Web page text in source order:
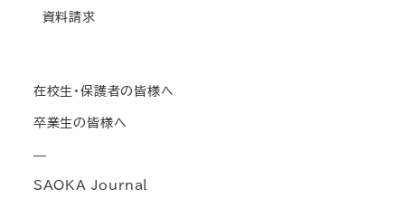
資料請求
在校生・保護者の皆様へ
卒業生の皆様へ
—
SAOKA Journal